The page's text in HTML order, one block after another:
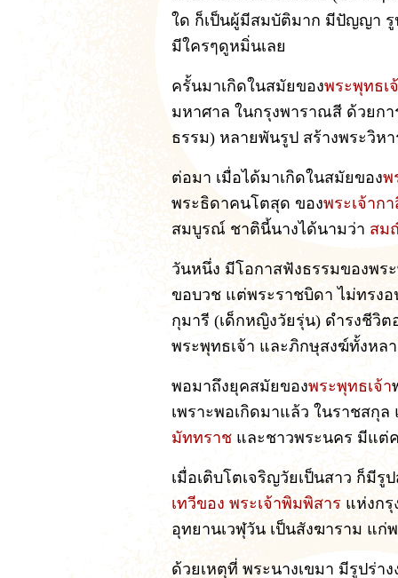
ใด ก็เป็นผู้มีสมบัติมาก มีปัญญา รู
มีใครๆดูหมิ่นเลย
ครั้นมาเกิดในสมัยของพระพุทธเ
มหาศาล ในกรุงพาราณสี ด้วยก
ธรรม) หลายพันรูป สร้างพระวิห
ต่อมา เมื่อได้มาเกิดในสมัยของพ
พระธิดาคนโตสุด ของพระเจ้าก
สมบูรณ์ ชาตินี้นางได้นามว่า สม
วันหนึ่ง มีโอกาสฟังธรรมของพร
ขอบวช แต่พระราชบิดา ไม่ทรง
กุมารี (เด็กหญิงวัยรุ่น) ดำรงชีวิ
พระพุทธเจ้า และภิกษุสงฆ์ทั้งหล
พอมาถึงยุคสมัยของพระพุทธเจ้า
เพราะพอเกิดมาแล้ว ในราชสกุ
มัททราช และชาวพระนคร มีแต่
เมื่อเติบโตเจริญวัยเป็นสาว ก็มี
เทวีของ พระเจ้าพิมพิสาร แห่งก
อุทยานเวฬุวัน เป็นสังฆาราม แก่
ด้วยเหตุที่ พระนางเขมา มีรูปร่า